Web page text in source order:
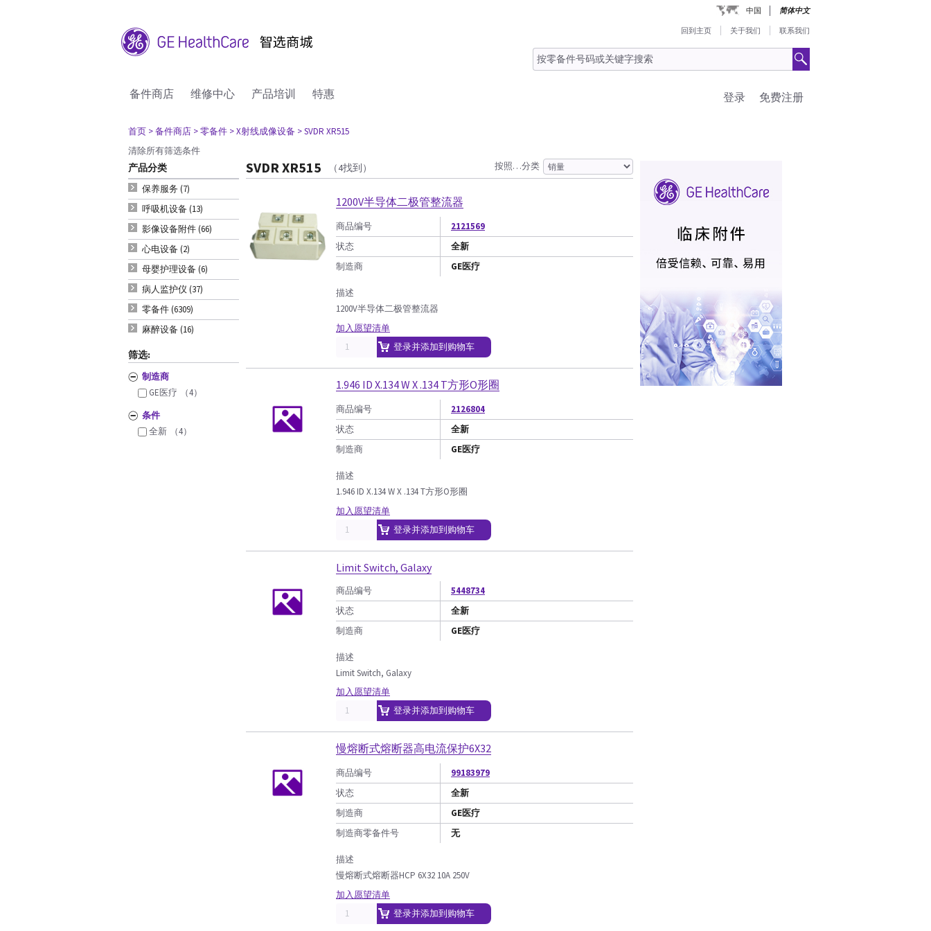
中国 简体中文
回到主页 关于我们 联系我们
备件商店 维修中心 产品培训 特惠 免费注册
登录
首页 > 备件商店 > 零备件 > X射线成像设备 > SVDR XR515
清除所有筛选条件
产品分类
保养服务 (7)
呼吸机设备 (13)
影像设备附件 (66)
心电设备 (2)
母婴护理设备 (6)
病人监护仪 (37)
零备件 (6309)
麻醉设备 (16)
筛选:
制造商
GE医疗
（4）
条件
全新
（4）
SVDR XR515 （4找到） 按照…分类
1200V半导体二极管整流器
商品编号
2121569
状态
全新
制造商
GE医疗
描述
1200V半导体二极管整流器
加入愿望清单
登录并添加到购物车
1.946 ID X.134 W X .134 T方形O形圈
商品编号
2126804
状态
全新
制造商
GE医疗
描述
1.946 ID X.134 W X .134 T方形O形圈
加入愿望清单
登录并添加到购物车
Limit Switch, Galaxy
商品编号
5448734
状态
全新
制造商
GE医疗
描述
Limit Switch, Galaxy
加入愿望清单
登录并添加到购物车
慢熔断式熔断器高电流保护6X32
商品编号
99183979
状态
全新
制造商
GE医疗
制造商零备件号
无
描述
慢熔断式熔断器HCP 6X32 10A 250V
加入愿望清单
登录并添加到购物车